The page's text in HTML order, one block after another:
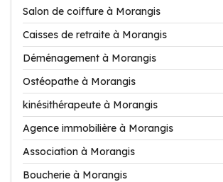
Salon de coiffure à Morangis
Caisses de retraite à Morangis
Déménagement à Morangis
Ostéopathe à Morangis
kinésithérapeute à Morangis
Agence immobilière à Morangis
Association à Morangis
Boucherie à Morangis